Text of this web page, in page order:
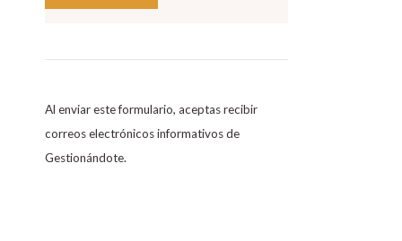
o
s
t
a
Al enviar este formulario, aceptas recibir
correos electrónicos informativos de
Gestionándote.